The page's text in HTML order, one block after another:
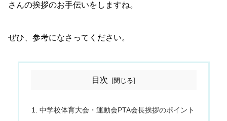
さんの挨拶のお手伝いをしますね。
ぜひ、参考になさってください。
目次
中学校体育大会・運動会PTA会長挨拶のポイント